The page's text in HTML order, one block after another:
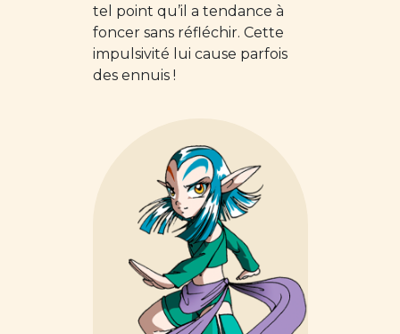
tel point qu’il a tendance à
foncer sans réfléchir. Cette
impulsivité lui cause parfois
des ennuis !